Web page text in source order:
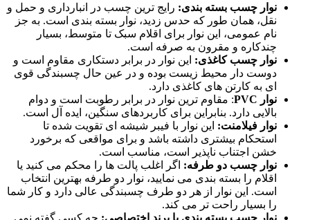
نوار چسب بسته‌ بندی: رایج ‌ترین چسب در انبارداری و حمل ‌و
نقل، همان ‌طور که حدس زدید، نوار بسته ‌بندی است. به جز
نام عمومی، این نوار برای اقلام سبک تا متوسط، بسیار
چندکاره و مقرون ‌به ‌صرفه است.
نوار چسب کاغذی: این نوار در برابر دستکاری مقاوم است و
دوست دار محیط زیست بوده و در عین حال چسبندگی قوی
ای به کارتن های کاغذی دارد.
نوار PVC: مقاوم‌ ترین نوار در برابر رطوبت است و دوام
بالایی دارد. بنابراین برای کاربردهای سنگین، ایده ‌آل است.
نوار فیلامنت: این نوار با فیبر شیشه ‌ای تقویت شده تا
استحکام بیشتری داشته باشد و برای مواقعی که برخورد
خشن اجتناب ‌ناپذیر است، مناسب است.
نوار چسب دو طرفه: اگر اغلب پالت ‌ها را محکم می‌ کنید یا
اقلام را بسته ‌بندی می نمایید، نوار دو طرفه بهترین انتخاب
است. این نوار از هر دو طرف چسبندگی عالی دارد و کار شما
را بسیار راحت ‌تر می‌ کند.
نوار چسب بسته ‌بندی با برند اختصاصی: چه کسی گفته نمی